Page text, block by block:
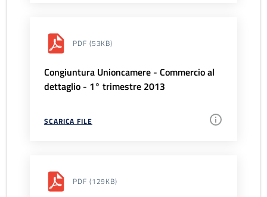
PDF (53KB)
Congiuntura Unioncamere - Commercio al
dettaglio - 1° trimestre 2013
SCARICA FILE
PDF (129KB)